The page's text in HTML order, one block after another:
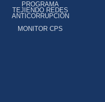
PROGRAMA
TEJIENDO REDES
ANTICORRUPCIÓN
MONITOR CPS